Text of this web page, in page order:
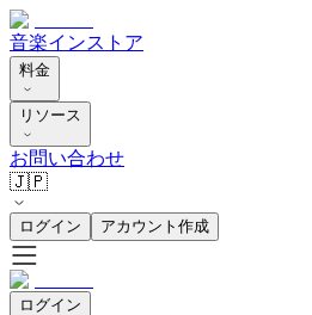
音楽インストア
料金
リソース
お問い合わせ
🇯🇵
ログイン アカウント作成
ログイン